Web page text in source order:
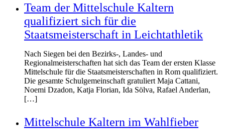
Team der Mittelschule Kaltern
qualifiziert sich für die
Staatsmeisterschaft in Leichtathletik
Nach Siegen bei den Bezirks-, Landes- und
Regionalmeisterschaften hat sich das Team der ersten Klasse
Mittelschule für die Staatsmeisterschaften in Rom qualifiziert.
Die gesamte Schulgemeinschaft gratuliert Maja Cattani,
Noemi Dzadon, Katja Florian, Ida Sölva, Rafael Anderlan,
[…]
Mittelschule Kaltern im Wahlfieber